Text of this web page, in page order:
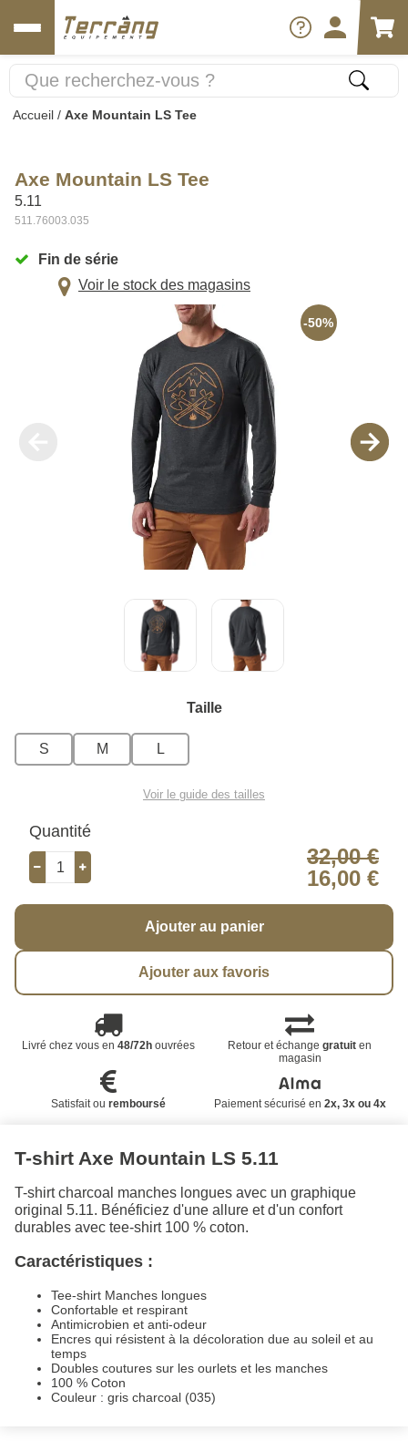
Accueil / Axe Mountain LS Tee
Axe Mountain LS Tee
5.11
511.76003.035
Fin de série
Voir le stock des magasins
-50%
Taille
S M L
Voir le guide des tailles
Quantité
32,00 €
16,00 €
Ajouter au panier
Ajouter aux favoris
Livré chez vous en 48/72houvrées Retour et échangegratuit en
magasin
Satisfait ou remboursé Paiement sécurisé en 2x, 3x ou 4x
T-shirt Axe Mountain LS 5.11
T-shirt charcoal manches longues avec un graphique
original 5.11. Bénéficiez d'une allure et d'un confort
durables avec tee-shirt 100 % coton.
Caractéristiques :
Tee-shirt Manches longues
Confortable et respirant
Antimicrobien et anti-odeur
Encres qui résistent à la décoloration due au soleil et au
temps
Doubles coutures sur les ourlets et les manches
100 % Coton
Couleur : gris charcoal (035)